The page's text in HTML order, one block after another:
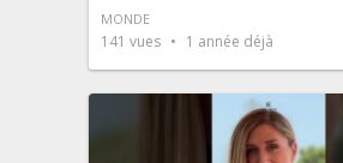
MONDE
141 vues 1 année déjà